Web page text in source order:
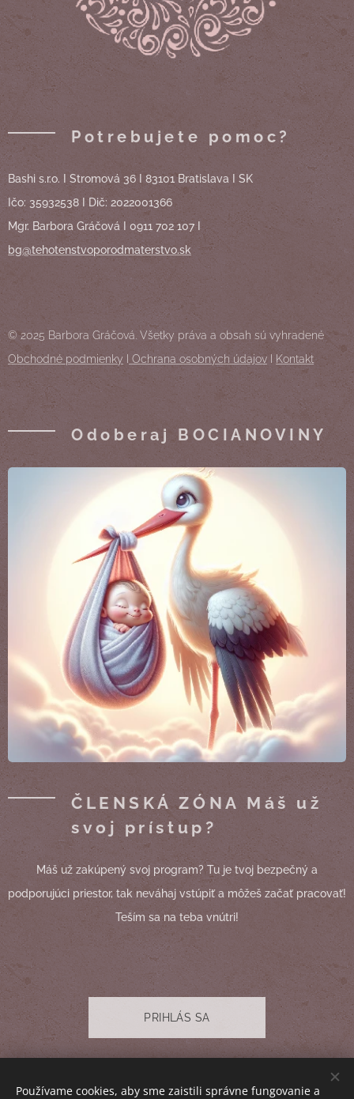
Potrebujete pomoc?
Bashi s.r.o. I Stromová 36 I 83101 Bratislava I SK
Ičo: 35932538 I Dič: 2022001366
Mgr. Barbora Gráčová I 0911 702 107 I
bg@tehotenstvoporodmaterstvo.sk
© 2025 Barbora Gráčová. Všetky práva a obsah sú vyhradené
Obchodné podmienky I Ochrana osobných údajov I Kontakt
Odoberaj BOCIANOVINY
ČLENSKÁ ZÓNA Máš už
svoj prístup?
Máš už zakúpený svoj program? Tu je tvoj bezpečný a
podporujúci priestor, tak neváhaj vstúpiť a môžeš začať pracovať!
Teším sa na teba vnútri!
PRIHLÁS SA
© 2025 Barbora Gráčová. Všetky práva a obsah sú vyhradené I
Používame cookies, aby sme zaistili správne fungovanie a